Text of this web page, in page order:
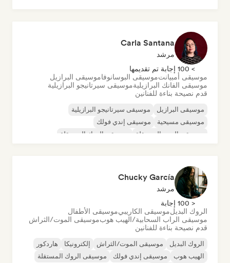
Carla Santana
مرشد
> 100 إجابة تم تقديمها
موسيقى أمبيانتموسيقى البوسانوفاموسيقى البرازيل
موسيقى الفانك البرازيليةموسيقى سيرتانيجو البرازيلية
قدم نصيحة بناءة للفنانين
موسيقى البرازيل
موسيقى سيرتانيجو البرازيلية
موسيقى مسيحية
موسيقى إندي فولك
موسيقى البوب المستقلة
موسيقى الروك المستقلة
Chucky García
مرشد
< 100 إجابة
الروك البديلموسيقى الكاريبيموسيقى الأطفال
موسيقى الراب السحابية/الهيب هوبموسيقى الموت/الثراش
قدم نصيحة بناءة للفنانين
الروك البديل موسيقى الموت/الثراش إلكترونيكا
هاردكور
الهيب هوب
موسيقى إندي فولك
موسيقى الروك المستقلة